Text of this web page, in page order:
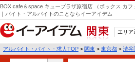
BOX cafe＆space キュープラザ原宿店 （ボックス カ
｜バイト・アルバイトのことならイーアイデム
関東
エリア
アルバイト・バイト・求人TOP > 関東 > 東京都 > 渋谷